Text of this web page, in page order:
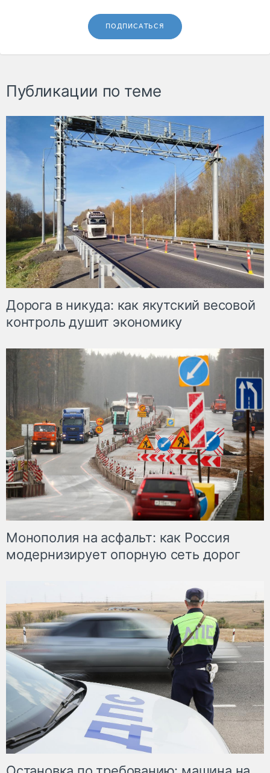
ПОДПИСАТЬСЯ
Публикации по теме
Дорога в никуда: как якутский весовой
контроль душит экономику
Монополия на асфальт: как Россия
модернизирует опорную сеть дорог